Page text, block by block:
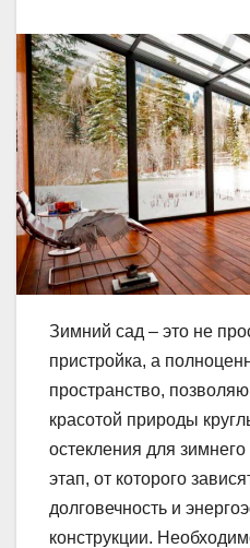
Зимний сад – это не
пристройка, а
пространство,
красотой природы
остекления для
этап, от которого
долговечность и
конструкции.